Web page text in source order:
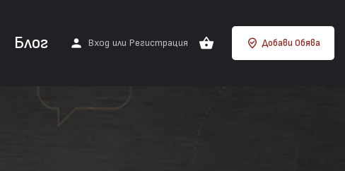
Блог Вход или Регистрация Добави Обява